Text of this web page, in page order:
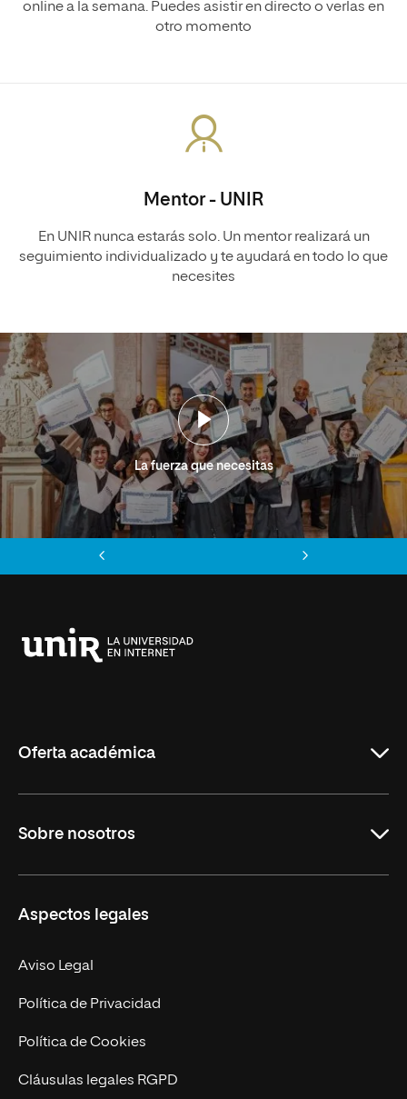
online a la semana. Puedes asistir en directo o verlas en
otro momento
Mentor - UNIR
En UNIR nunca estarás solo. Un mentor realizará un
seguimiento individualizado y te ayudará en todo lo que
necesites
La fuerza que necesitas
Oferta académica
Másteres Oficiales
Másteres Propios
Doctorados
Experto Universitario
Postgrados
Cursos Universitarios
Sobre nosotros
Facultades
Nuestro Equipo
Trabaja en UNIR
Actualidad
UNIR Revista
Aspectos legales
Aviso Legal
Política de Privacidad
Política de Cookies
Cláusulas legales RGPD